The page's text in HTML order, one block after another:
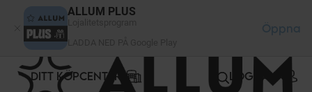
ALLUM PLUS
Öppna
DITT KÖPCENTER LOGGA IN
Cookie- hanteringspanel